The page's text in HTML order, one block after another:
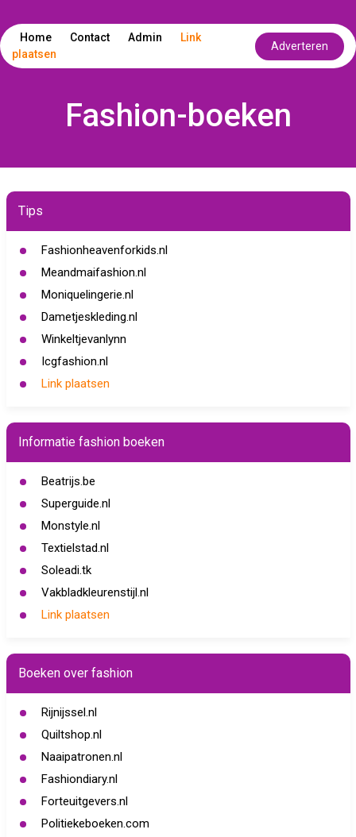
Home Contact Admin
Link
plaatsen
Adverteren
Fashion-boeken
Tips
Fashionheavenforkids.nl
Meandmaifashion.nl
Moniquelingerie.nl
Dametjeskleding.nl
Winkeltjevanlynn
Icgfashion.nl
Link plaatsen
Informatie fashion boeken
Beatrijs.be
Superguide.nl
Monstyle.nl
Textielstad.nl
Soleadi.tk
Vakbladkleurenstijl.nl
Link plaatsen
Boeken over fashion
Rijnijssel.nl
Quiltshop.nl
Naaipatronen.nl
Fashiondiary.nl
Forteuitgevers.nl
Politiekeboeken.com